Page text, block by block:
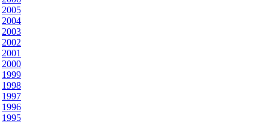
2005
2004
2003
2002
2001
2000
1999
1998
1997
1996
1995